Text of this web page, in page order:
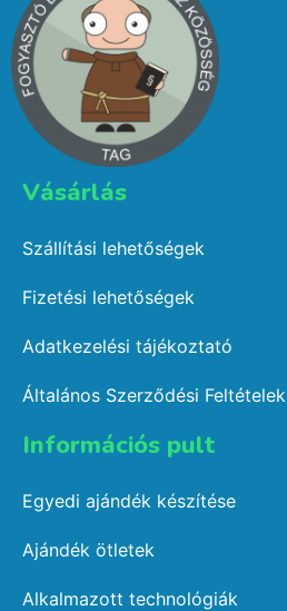
Vásárlás​
Szállítási lehetőségek
Fizetési lehetőségek
Adatkezelési tájékoztató
Általános Szerződési Feltételek
Információs pult​
Egyedi ajándék készítése
Ajándék ötletek
Alkalmazott technológiák